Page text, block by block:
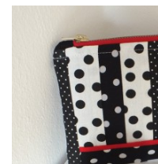
CEDULKY
MOJE POSLEDNÍ PRÁCE